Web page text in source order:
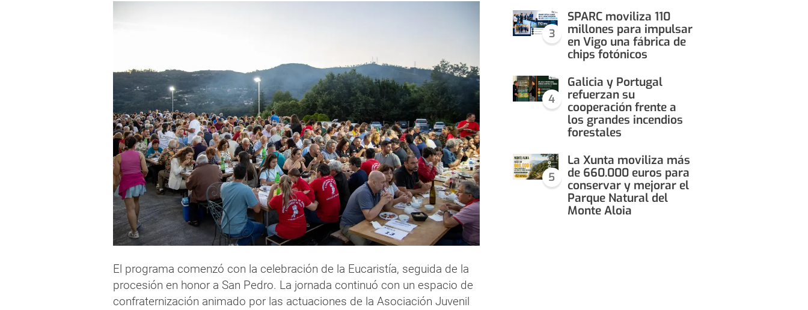
El programa comenzó con la celebración de la Eucaristía, seguida de la
procesión en honor a San Pedro. La jornada continuó con un espacio de
confraternización animado por las actuaciones de la Asociación Juvenil
3
SPARC moviliza 110
millones para impulsar
en Vigo una fábrica de
chips fotónicos
4
Galicia y Portugal
refuerzan su
cooperación frente a
los grandes incendios
forestales
5
La Xunta moviliza más
de 660.000 euros para
conservar y mejorar el
Parque Natural del
Monte Aloia